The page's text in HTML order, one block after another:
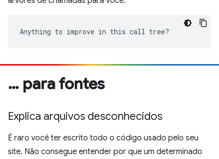
Anything to improve in this call tree?
… para fontes
Explica arquivos desconhecidos
É raro você ter escrito todo o código usado pelo seu
site. Não consegue entender por que um determinado